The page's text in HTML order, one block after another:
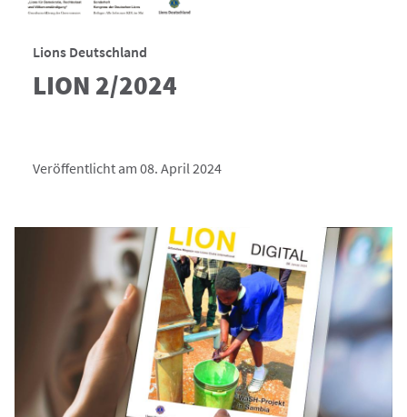
Lions Deutschland
LION 2/2024
Veröffentlicht am 08. April 2024